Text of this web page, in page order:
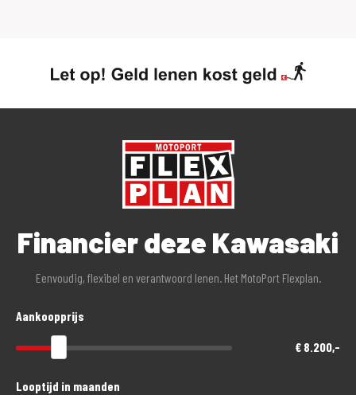
Financier deze Kawasaki
Eenvoudig, flexibel en verantwoord lenen. Het MotoPort Flexplan.
Aankoopprijs
€ 8.200,-
Looptijd in maanden